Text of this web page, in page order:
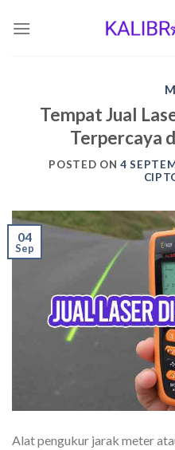
Tempat Jual
Terpercaya
POSTED ON 4
04
Sep
Alat pengukur jarak meter